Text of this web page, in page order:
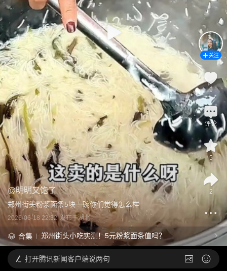
@明明又饱了
郑州街头粉浆面条5块一碗你们觉得怎么样
2026-06-18 22:32 发布于湖北
合集 郑州街头小吃实测！5元粉浆面条值吗？
关注
9
评论
5
2
打开腾讯新闻客户端说两句